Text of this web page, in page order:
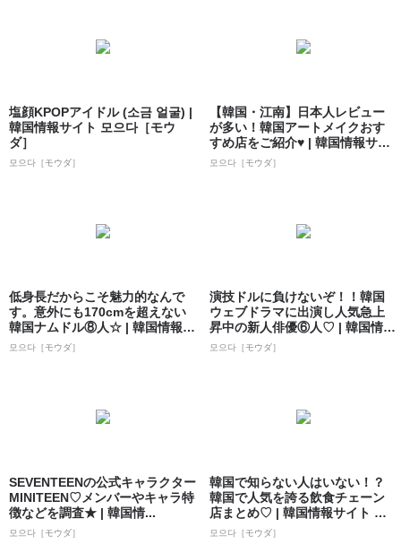
塩顔KPOPアイドル (소금 얼굴) |
韓国情報サイト 모으다［モウ
ダ］
모으다［モウダ］
【韓国・江南】日本人レビュー
が多い！韓国アートメイクおす
すめ店をご紹介♥ | 韓国情報サイ
ト 모으...
모으다［モウダ］
低身長だからこそ魅力的なんで
す。意外にも170cmを超えない
韓国ナムドル⑧人☆ | 韓国情報サ
イト...
모으다［モウダ］
演技ドルに負けないぞ！！韓国
ウェブドラマに出演し人気急上
昇中の新人俳優⑥人♡ | 韓国情報
サイト ...
모으다［モウダ］
SEVENTEENの公式キャラクター
MINITEEN♡メンバーやキャラ特
徴などを調査★ | 韓国情...
모으다［モウダ］
韓国で知らない人はいない！？
韓国で人気を誇る飲食チェーン
店まとめ♡ | 韓国情報サイト 모
으다［モ...
모으다［モウダ］